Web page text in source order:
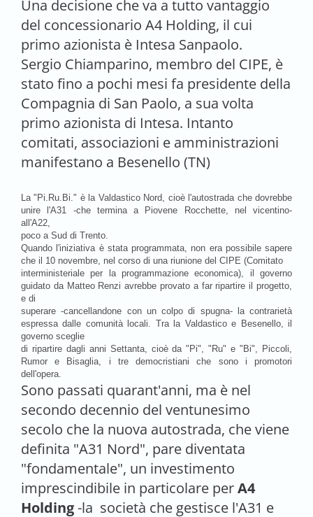
Una decisione che va a tutto vantaggio
del concessionario A4 Holding, il cui
primo azionista è Intesa Sanpaolo.
Sergio Chiamparino, membro del CIPE, è
stato fino a pochi mesi fa presidente della
Compagnia di San Paolo, a sua volta
primo azionista di Intesa. Intanto
comitati, associazioni e amministrazioni
manifestano a Besenello (TN)
La "Pi.Ru.Bi." è la Valdastico Nord, cioè l'autostrada che dovrebbe
unire l'A31 -che termina a Piovene Rocchette, nel vicentino-
all'A22,
poco a Sud di Trento.
Quando l'iniziativa è stata programmata, non era possibile sapere
che il 10 novembre, nel corso di una riunione del CIPE (Comitato
interministeriale per la programmazione economica), il governo
guidato da Matteo Renzi avrebbe provato a far ripartire il progetto,
e di
superare -cancellandone con un colpo di spugna- la contrarietà
espressa dalle comunità locali. Tra la Valdastico e Besenello, il
governo sceglie
di ripartire dagli anni Settanta, cioè da "Pi", "Ru" e "Bi", Piccoli,
Rumor e Bisaglia, i tre democristiani che sono i promotori
dell'opera.
Sono passati quarant'anni, ma è nel
secondo decennio del ventunesimo
secolo che la nuova autostrada, che viene
definita "A31 Nord", pare diventata
"fondamentale", un investimento
imprescindibile in particolare perA4
Holding-la società che gestisce l'A31 e